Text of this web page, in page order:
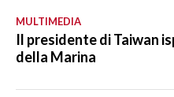
MULTIMEDIA
Il presidente di Taiwan
della Marina